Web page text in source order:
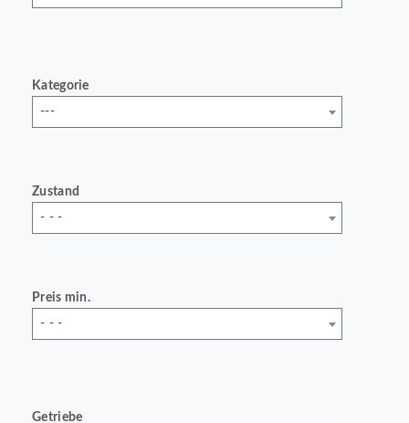
Kategorie
---
Zustand
- - -
Preis min.
- - -
Getriebe